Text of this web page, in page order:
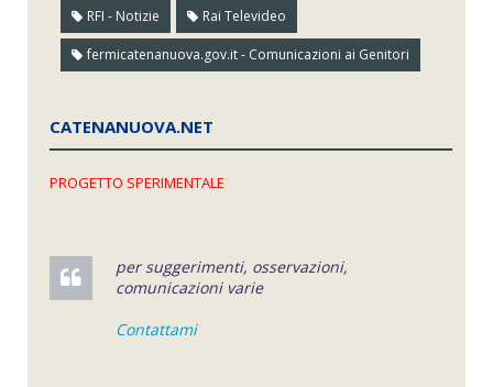
RFI - Notizie Rai Televideo
fermicatenanuova.gov.it - Comunicazioni ai Genitori
CATENANUOVA.NET
PROGETTO SPERIMENTALE
per suggerimenti, osservazioni,
comunicazioni varie
Contattami